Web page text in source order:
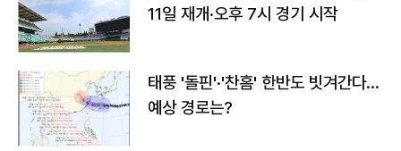
11일 재개·오후 7시 경기 시작
태풍 '돌핀'·'찬홈' 한반도 빗겨간다…
예상 경로는?